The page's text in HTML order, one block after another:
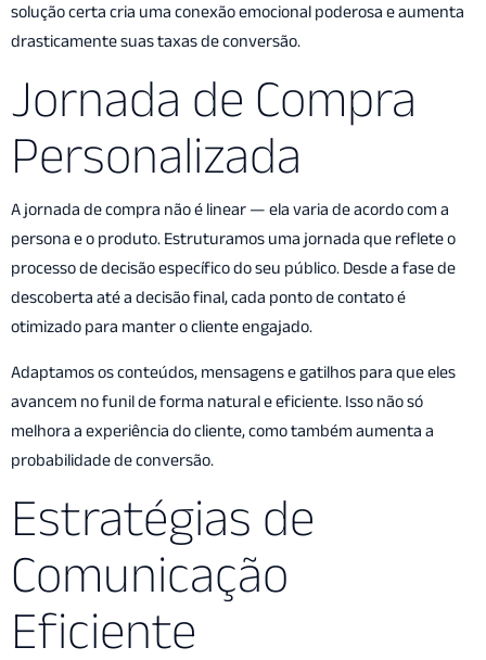
solução certa cria uma conexão emocional poderosa e aumenta
drasticamente suas taxas de conversão.
Jornada de Compra
Personalizada
A jornada de compra não é linear — ela varia de acordo com a
persona e o produto. Estruturamos uma jornada que reflete o
processo de decisão específico do seu público. Desde a fase de
descoberta até a decisão final, cada ponto de contato é
otimizado para manter o cliente engajado.
Adaptamos os conteúdos, mensagens e gatilhos para que eles
avancem no funil de forma natural e eficiente. Isso não só
melhora a experiência do cliente, como também aumenta a
probabilidade de conversão.
Estratégias de
Comunicação
Eficiente